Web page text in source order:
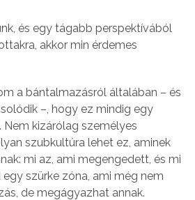
és egy tágabb perspektívából
akkor min érdemes
a bántalmazásról általában – és
–, hogy ez mindig egy
Nem kizárólag személyes
szubkultúra lehet ez, aminek
mi az, ami megengedett, és mi
egy szürke zóna, ami még nem
de megágyazhat annak.